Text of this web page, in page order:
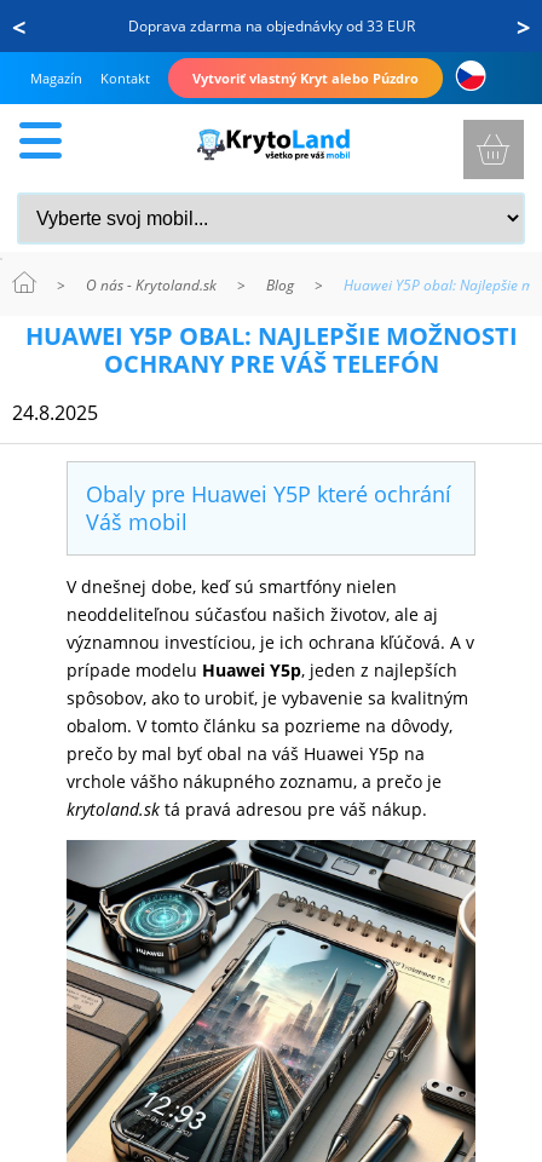
< >
Doprava zdarma na objednávky od 33 EUR
Magazín Kontakt Vytvoriť vlastný Kryt alebo Púzdro
A
NA
MOBIL
NABÍJANIE
PRODUKTY
PRÍSLUŠENSTVO
MOBILY
PRÍSLUŠENSTVO
HUAWEI Y5P OBAL: NAJLEPŠIE MOŽNOSTI
OCHRANY PRE VÁŠ TELEFÓN
24.8.2025
Obaly pre Huawei Y5P které ochrání
Váš mobil
V dnešnej dobe, keď sú smartfóny nielen
neoddeliteľnou súčasťou našich životov, ale aj
významnou investíciou, je ich ochrana kľúčová. A v
prípade modelu Huawei Y5p, jeden z najlepších
spôsobov, ako to urobiť, je vybavenie sa kvalitným
obalom. V tomto článku sa pozrieme na dôvody,
prečo by mal byť obal na váš Huawei Y5p na
vrchole vášho nákupného zoznamu, a prečo je
krytoland.sktá pravá adresou pre váš nákup.
> O nás - Krytoland.sk > Blog > Huawei Y5P obal: Najlepšie